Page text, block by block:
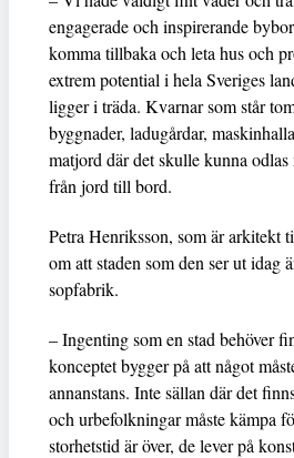
engagerade och inspirerande
komma tillbaka och leta hus och
extrem potential i hela Sveriges
ligger i träda. Kvarnar som står
byggnader, ladugårdar,
matjord där det skulle kunna
från jord till bord.
Petra Henriksson, som är arkitekt
om att staden som den ser ut idag
sopfabrik.
– Ingenting som en stad behöver
konceptet bygger på att något
annanstans. Inte sällan där det
och urbefolkningar måste kämpa
storhetstid är över, de lever på